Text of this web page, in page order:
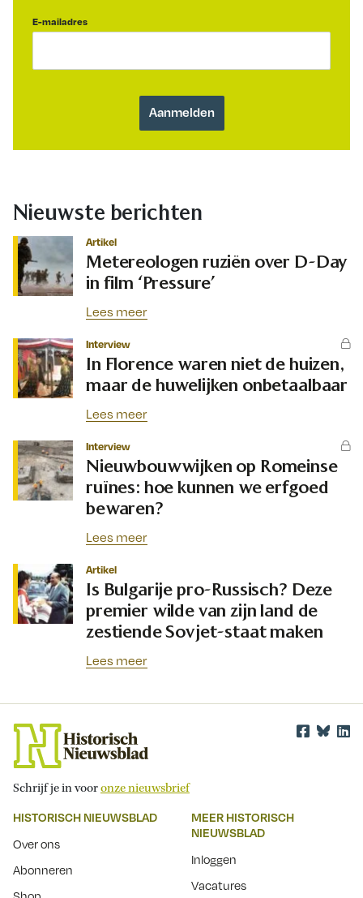
E-mailadres
Nieuwste berichten
Artikel
Metereologen ruziën over D-Day
in film ‘Pressure’
Lees meer
Interview
In Florence waren niet de huizen,
maar de huwelijken onbetaalbaar
Lees meer
Interview
Nieuwbouwwijken op Romeinse
ruïnes: hoe kunnen we erfgoed
bewaren?
Lees meer
Artikel
Is Bulgarije pro-Russisch? Deze
premier wilde van zijn land de
zestiende Sovjet-staat maken
Lees meer
Schrijf je in vooronze nieuwsbrief
HISTORISCH NIEUWSBLAD
Over ons
Abonneren
MEER HISTORISCH
NIEUWSBLAD
Inloggen
Vacatures